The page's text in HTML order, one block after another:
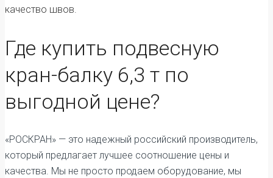
качество швов.
Где купить подвесную
кран-балку 6,3 т по
выгодной цене?
«РОСКРАН» — это надежный российский производитель,
который предлагает лучшее соотношение цены и
качества. Мы не просто продаем оборудование, мы